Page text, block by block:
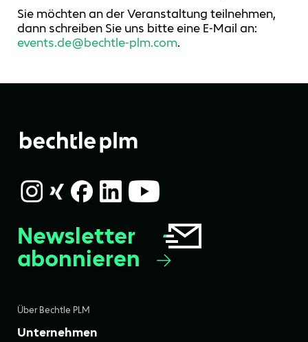
Sie möchten an der Veranstaltung teilnehmen,
dann schreiben Sie uns bitte eine E-Mail an:
events.de@bechtle-plm.com.
Über Bechtle PLM
Unternehmen
Newsletter
abonnieren